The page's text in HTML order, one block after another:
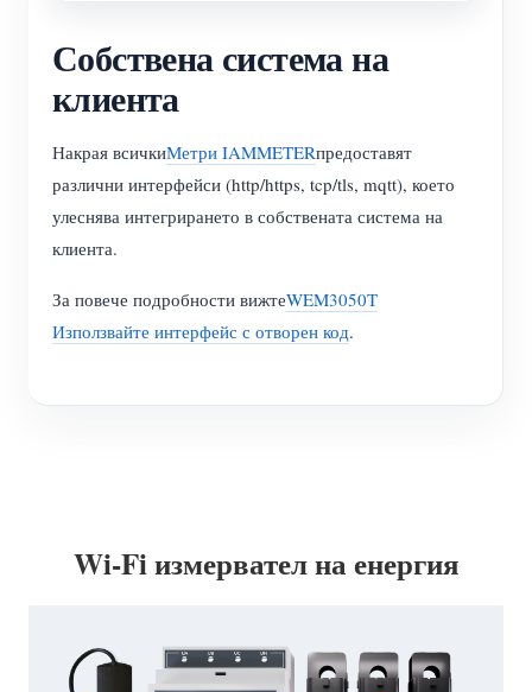
Собствена система на
клиента
Накрая всичкиМетри IAMMETERпредоставят
различни интерфейси (http/https, tcp/tls, mqtt), което
улеснява интегрирането в собствената система на
клиента.
За повече подробности вижтеWEM3050T
Използвайте интерфейс с отворен код.
Wi-Fi измервател на енергия